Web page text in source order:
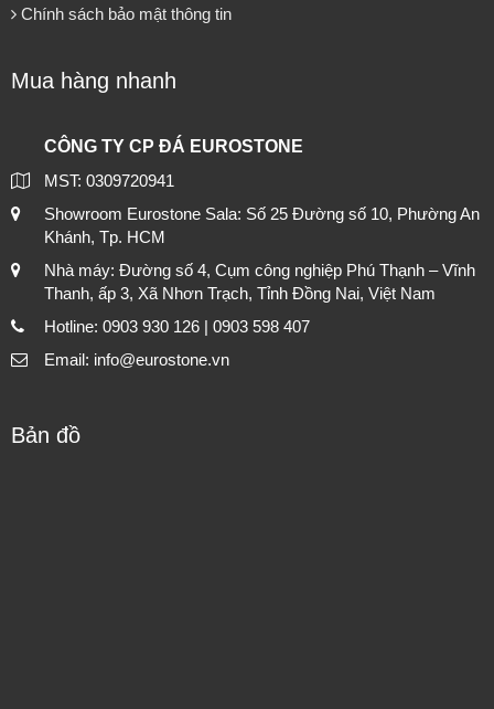
Chính sách bảo mật thông tin
Mua hàng nhanh
CÔNG TY CP ĐÁ EUROSTONE
MST: 0309720941
Showroom Eurostone Sala: Số 25 Đường số 10, Phường An
Khánh, Tp. HCM
Nhà máy: Đường số 4, Cụm công nghiệp Phú Thạnh – Vĩnh
Thanh, ấp 3, Xã Nhơn Trạch, Tỉnh Đồng Nai, Việt Nam
Hotline: 0903 930 126 | 0903 598 407
Email: info@eurostone.vn
Bản đồ